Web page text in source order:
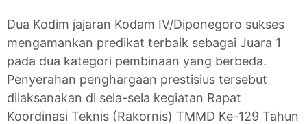
Dua Kodim jajaran Kodam IV/Diponegoro sukses
mengamankan predikat terbaik sebagai Juara 1
pada dua kategori pembinaan yang berbeda.
Penyerahan penghargaan prestisius tersebut
dilaksanakan di sela-sela kegiatan Rapat
Koordinasi Teknis (Rakornis) TMMD Ke-129 Tahun